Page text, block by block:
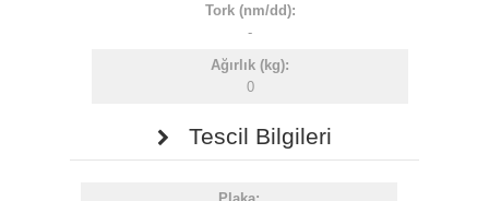
Tork (nm/dd):
-
Ağırlık (kg):
0
Tescil Bilgileri